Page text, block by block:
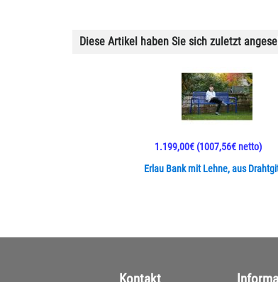
Diese Artikel haben Sie sich zuletzt
Erlau Bank mit Lehne, aus
1.199,00€(1007,56€ netto)